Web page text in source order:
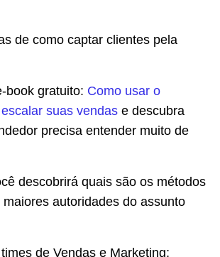
de como captar clientes pela
book gratuito: Como usar o
suas vendas e descubra
precisa entender muito de
descobrirá quais são os métodos
autoridades do assunto
de Vendas e Marketing;